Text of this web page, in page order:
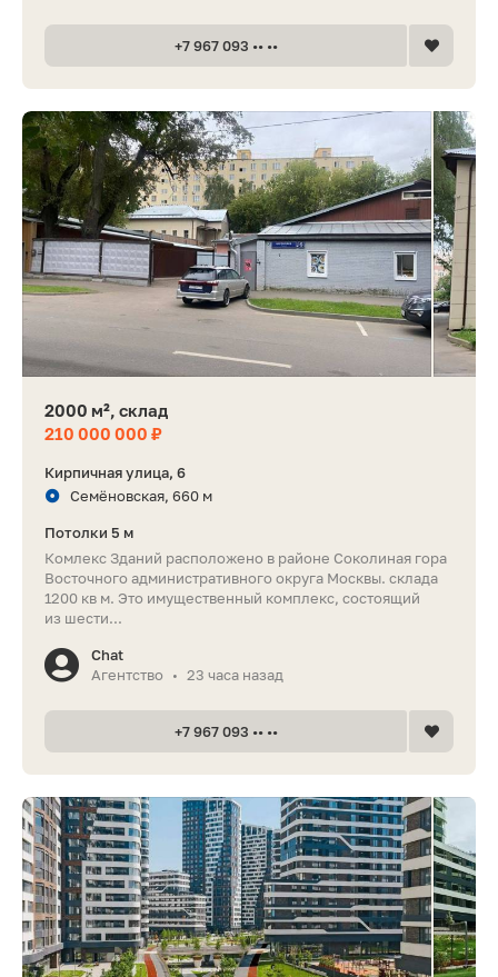
+7 967 093 •• ••
2000 м², склад
210 000 000 ₽
Кирпичная улица, 6
Семёновская, 660 м
Потолки 5 м
Комлекс Зданий расположено в районе Соколиная гора
Восточного административного округа Москвы. склада
1200 кв м. Это имущественный комплекс, состоящий
из шести...
Chat
Агентство
• 23 часа назад
+7 967 093 •• ••